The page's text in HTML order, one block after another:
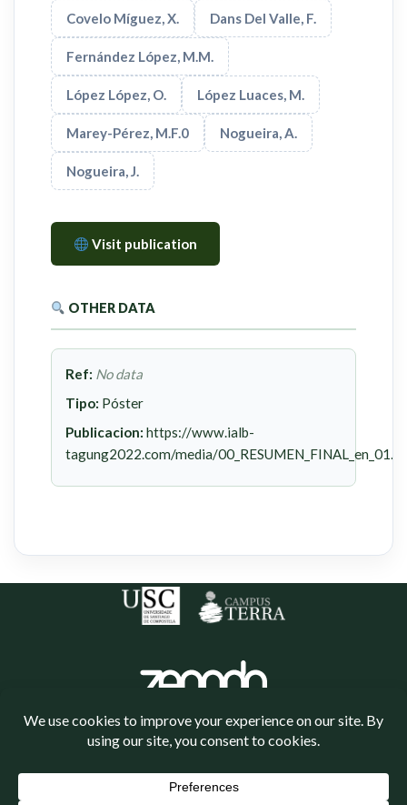
Covelo Míguez, X. Dans Del Valle, F.
Fernández López, M.M.
López López, O. López Luaces, M.
Marey-Pérez, M.F.0 Nogueira, A.
Nogueira, J.
Visit publication
OTHER DATA
Ref: No data
Tipo: Póster
Publicacion: https://www.ialb-
tagung2022.com/media/
Política de privacidade